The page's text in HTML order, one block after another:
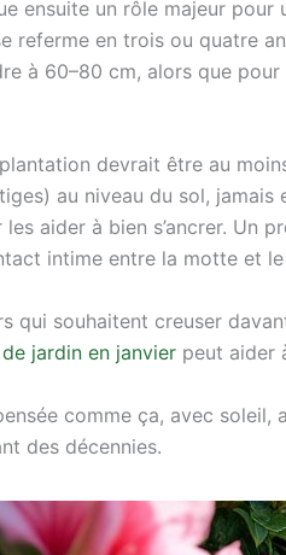
ensuite un rôle majeur pour
referme en trois ou quatre
à 60–80 cm, alors que
devrait être au
au niveau du sol,
aider à bien s’ancrer. Un
intime entre la motte et
qui souhaitent creuser
jardin en janvier peut aider
comme ça, avec soleil,
des décennies.